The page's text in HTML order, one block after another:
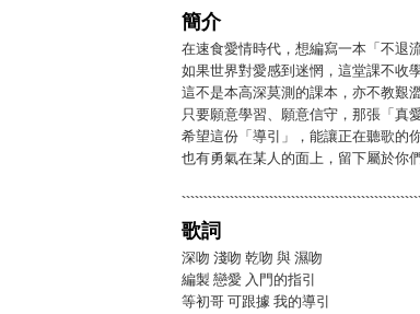
簡介
在速食愛情時代，想編寫一本「不退
如果世界對愛感到迷惘，這堂課不收
這不是本高深莫測的課本，亦不教艱
只要願意學習、願意信守，那張「真
希望這份「導引」，能讓正在聽歌的
也有勇氣在某人的面上，留下屬於你
歌詞
深吻 淺吻 乾吻 與 濕吻
編製 戀愛 入門的指引
等初哥 可跟據 我的導引